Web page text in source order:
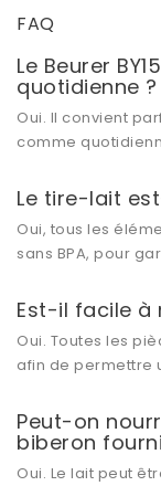
FAQ
Le Beurer
quotidienne ?
Oui. Il convient
comme
Le tire-lait
Oui, tous les
sans BPA, pour
Est-il facile à
Oui. Toutes les
afin de permettre
Peut-on
biberon
Oui. Le lait peut